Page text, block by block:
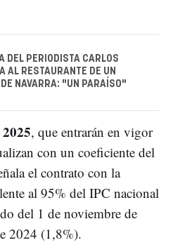
DEL PERIODISTA CARLOS
AL RESTAURANTE DE UN
DE NAVARRA: "UN PARAÍSO"
, que entrarán en vigor
con un coeficiente del
el contrato con la
al 95% del IPC nacional
del 1 de noviembre de
2024 (1,8%).